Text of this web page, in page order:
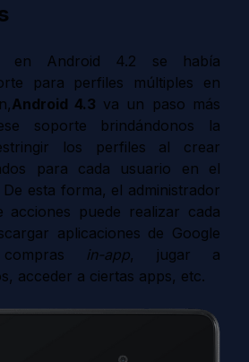
en Android 4.2 se había
para perfiles múltiples en
Android 4.3 va un paso más
soporte brindándonos la
los perfiles al crear
para cada usuario en el
De esta forma, el administrador
acciones puede realizar cada
aplicaciones de Google
in-app, jugar a
acceder a ciertas apps, etc.